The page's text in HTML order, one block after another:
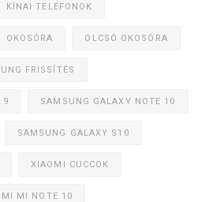
KÍNAI TELEFONOK
OKOSÓRA OLCSÓ OKOSÓRA
FRISSÍTÉS
9 SAMSUNG GALAXY NOTE 10
SAMSUNG GALAXY S10
XIAOMI CUCCOK
MI NOTE 10